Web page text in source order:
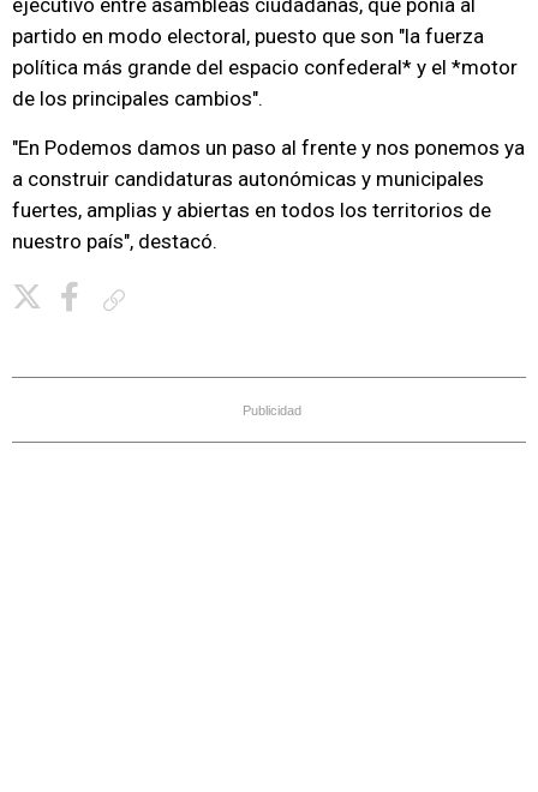
ejecutivo entre asambleas ciudadanas, que ponía al
partido en modo electoral, puesto que son "la fuerza
política más grande del espacio confederal* y el *motor
de los principales cambios".
"En Podemos damos un paso al frente y nos ponemos ya
a construir candidaturas autonómicas y municipales
fuertes, amplias y abiertas en todos los territorios de
nuestro país", destacó.
Publicidad